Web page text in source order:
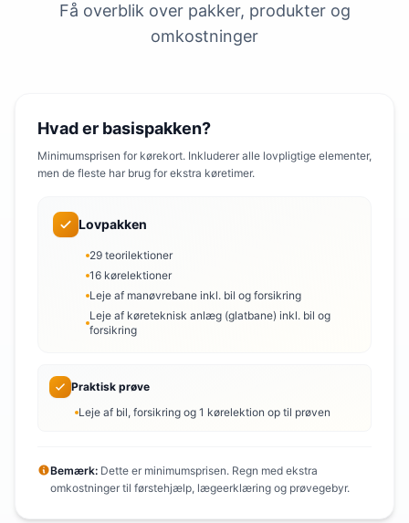
Få overblik over pakker, produkter og
omkostninger
Hvad er basispakken?
Minimumsprisen for kørekort. Inkluderer alle lovpligtige elementer,
men de fleste har brug for ekstra køretimer.
Lovpakken
29 teorilektioner
16 kørelektioner
Leje af manøvrebane inkl. bil og forsikring
Leje af køreteknisk anlæg (glatbane) inkl. bil og
forsikring
Praktisk prøve
Leje af bil, forsikring og 1 kørelektion op til prøven
Bemærk: Dette er minimumsprisen. Regn med ekstra
omkostninger til førstehjælp, lægeerklæring og prøvegebyr.